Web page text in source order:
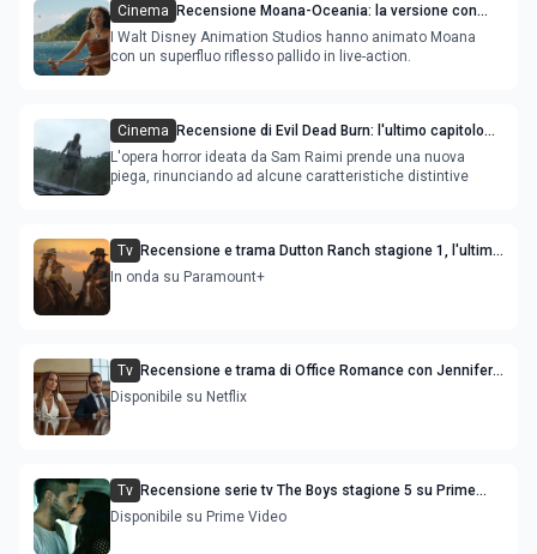
Cinema Recensione Moana-Oceania: la versione con
attori ripercorre il successo del film
I Walt Disney Animation Studios hanno animato Moana
con un superfluo riflesso pallido in live-action.
Cinema Recensione di Evil Dead Burn: l'ultimo capitolo
della saga gioca con il fuoco e si brucia
L'opera horror ideata da Sam Raimi prende una nuova
piega, rinunciando ad alcune caratteristiche distintive
Tv Recensione e trama Dutton Ranch stagione 1, l'ultimo
episodio in onda venerdì 3 luglio
In onda su Paramount+
Tv Recensione e trama di Office Romance con Jennifer
Lopez
Disponibile su Netflix
Tv Recensione serie tv The Boys stagione 5 su Prime
Video
Disponibile su Prime Video